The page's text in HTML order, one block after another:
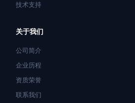
技术支持
关于我们
公司简介
企业历程
资质荣誉
联系我们